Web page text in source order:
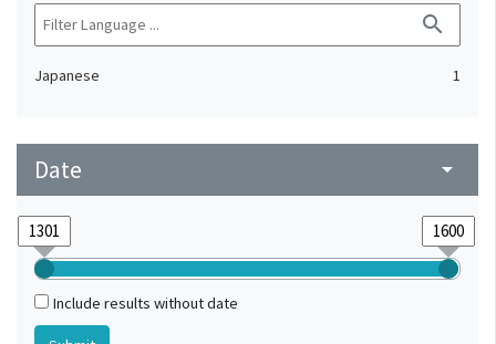
search
Japanese 1
Date arrow_drop_down
Include results without date